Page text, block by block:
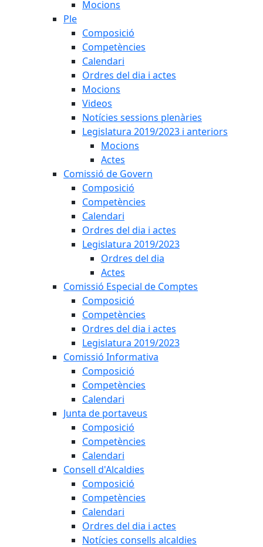
Mocions
Ple
Composició
Competències
Calendari
Ordres del dia i actes
Mocions
Videos
Notícies sessions plenàries
Legislatura 2019/2023 i anteriors
Mocions
Actes
Comissió de Govern
Composició
Competències
Calendari
Ordres del dia i actes
Legislatura 2019/2023
Ordres del dia
Actes
Comissió Especial de Comptes
Composició
Competències
Ordres del dia i actes
Legislatura 2019/2023
Comissió Informativa
Composició
Competències
Calendari
Junta de portaveus
Composició
Competències
Calendari
Consell d'Alcaldies
Composició
Competències
Calendari
Ordres del dia i actes
Notícies consells alcaldies